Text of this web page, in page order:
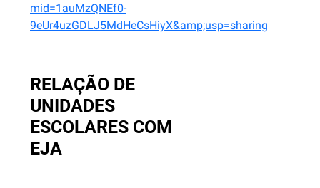
mid=1auMzQNEf0-
9eUr4uzGDLJ5MdHeCsHiyX&amp;usp=sharing
RELAÇÃO DE
UNIDADES
ESCOLARES COM
EJA